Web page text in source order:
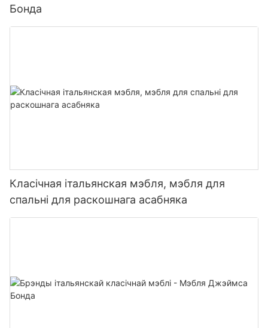
Бонда
Класічная італьянская мэбля, мэбля для
спальні для раскошнага асабняка